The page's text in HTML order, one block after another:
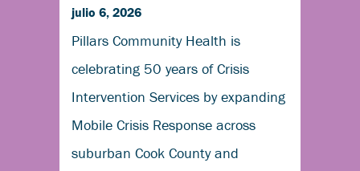
julio 6, 2026
Pillars Community Health is
celebrating 50 years of Crisis
Intervention Services by expanding
Mobile Crisis Response across
suburban Cook County and